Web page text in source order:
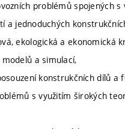
problémů spojených
a jednoduchých
ekologická a ekonomická
a simulací,
konstrukčních dílů
s využitím širokých